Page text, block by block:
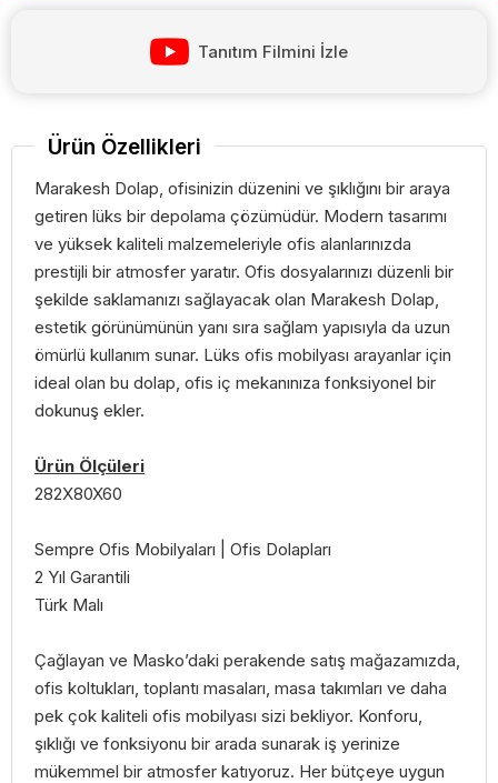
Tanıtım Filmini İzle
Ürün Özellikleri
Marakesh Dolap, ofisinizin düzenini ve şıklığını bir araya
getiren lüks bir depolama çözümüdür. Modern tasarımı
ve yüksek kaliteli malzemeleriyle ofis alanlarınızda
prestijli bir atmosfer yaratır. Ofis dosyalarınızı düzenli bir
şekilde saklamanızı sağlayacak olan Marakesh Dolap,
estetik görünümünün yanı sıra sağlam yapısıyla da uzun
ömürlü kullanım sunar. Lüks ofis mobilyası arayanlar için
ideal olan bu dolap, ofis iç mekanınıza fonksiyonel bir
dokunuş ekler.
Ürün Ölçüleri
282X80X60
Sempre Ofis Mobilyaları | Ofis Dolapları
2 Yıl Garantili
Türk Malı
Çağlayan ve Masko’daki perakende satış mağazamızda,
ofis koltukları, toplantı masaları, masa takımları ve daha
pek çok kaliteli ofis mobilyası sizi bekliyor. Konforu,
şıklığı ve fonksiyonu bir arada sunarak iş yerinize
mükemmel bir atmosfer katıyoruz. Her bütçeye uygun